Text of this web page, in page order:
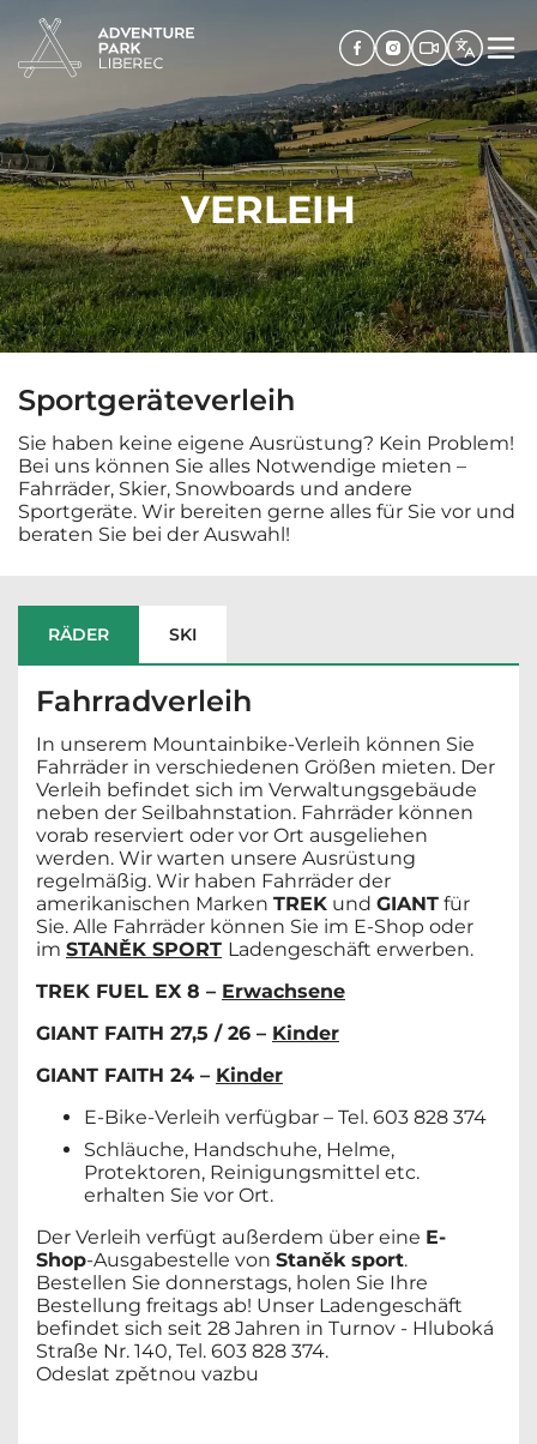
VERLEIH
Sportgeräteverleih
Sie haben keine eigene Ausrüstung? Kein Problem!
Bei uns können Sie alles Notwendige mieten –
Fahrräder, Skier, Snowboards und andere
Sportgeräte. Wir bereiten gerne alles für Sie vor und
beraten Sie bei der Auswahl!
RÄDER SKI
Fahrradverleih
In unserem Mountainbike-Verleih können Sie
Fahrräder in verschiedenen Größen mieten. Der
Verleih befindet sich im Verwaltungsgebäude
neben der Seilbahnstation. Fahrräder können
vorab reserviert oder vor Ort ausgeliehen
werden. Wir warten unsere Ausrüstung
regelmäßig. Wir haben Fahrräder der
amerikanischen Marken TREK und GIANT für
Sie. Alle Fahrräder können Sie im E-Shop oder
im STANĚK SPORT Ladengeschäft erwerben.
TREK FUEL EX 8 – Erwachsene
GIANT FAITH 27,5 / 26 – Kinder
GIANT FAITH 24 – Kinder
E-Bike-Verleih verfügbar – Tel. 603 828 374
Schläuche, Handschuhe, Helme,
Protektoren, Reinigungsmittel etc.
erhalten Sie vor Ort.
Der Verleih verfügt außerdem über eine E-
Shop-Ausgabestelle von Staněk sport.
Bestellen Sie donnerstags, holen Sie Ihre
Bestellung freitags ab! Unser Ladengeschäft
befindet sich seit 28 Jahren in Turnov - Hluboká
Straße Nr. 140, Tel. 603 828 374.
Odeslat zpětnou vazbu